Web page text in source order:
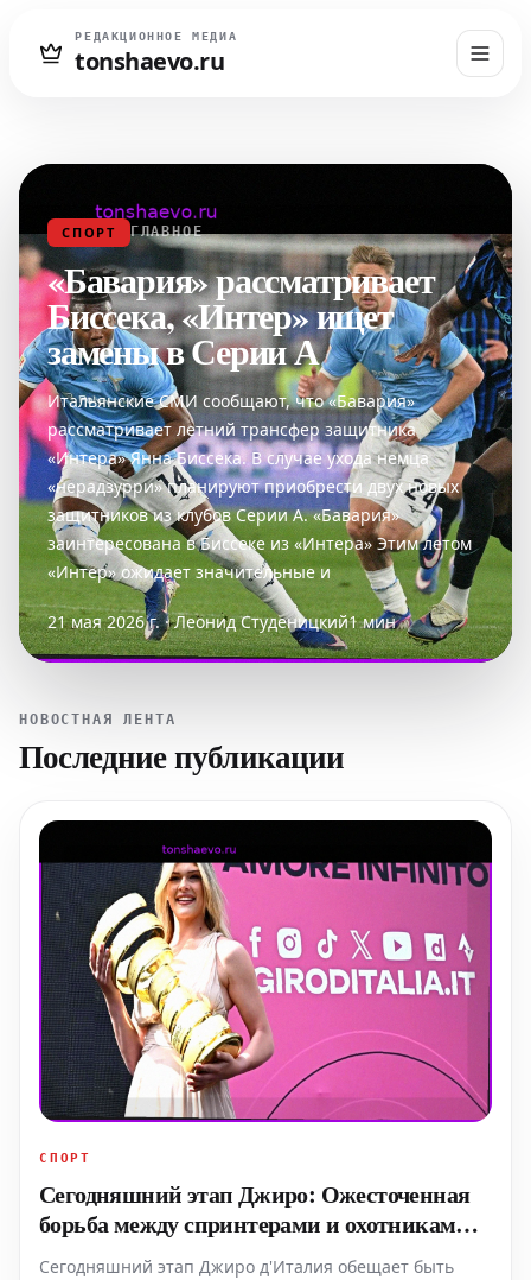
РЕДАКЦИОННОЕ МЕДИА
tonshaevo.ru
СПОРТ ГЛАВНОЕ
«Бавария» рассматривает
Биссека, «Интер» ищет
замены в Серии А
Итальянские СМИ сообщают, что «Бавария»
рассматривает летний трансфер защитника
«Интера» Янна Биссека. В случае ухода немца
«нерадзурри» планируют приобрести двух новых
защитников из клубов Серии А. «Бавария»
заинтересована в Биссеке из «Интера» Этим летом
«Интер» ожидает значительные и
21 мая 2026 г. · Леонид Студеницкий1 мин
НОВОСТНАЯ ЛЕНТА
Последние публикации
СПОРТ
Сегодняшний этап Джиро: Ожесточенная
борьба между спринтерами и охотниками
за этапами
Сегодняшний этап Джиро д'Италия обещает быть